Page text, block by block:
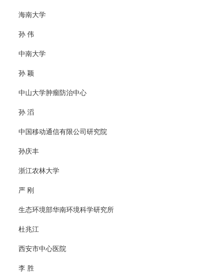
海南大学
孙 伟
中南大学
孙 颖
中山大学肿瘤防治中心
孙 滔
中国移动通信有限公司研究院
孙庆丰
浙江农林大学
严 刚
生态环境部华南环境科学研究所
杜兆江
西安市中心医院
李 胜